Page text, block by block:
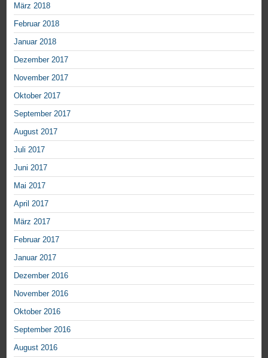
März 2018
Februar 2018
Januar 2018
Dezember 2017
November 2017
Oktober 2017
September 2017
August 2017
Juli 2017
Juni 2017
Mai 2017
April 2017
März 2017
Februar 2017
Januar 2017
Dezember 2016
November 2016
Oktober 2016
September 2016
August 2016